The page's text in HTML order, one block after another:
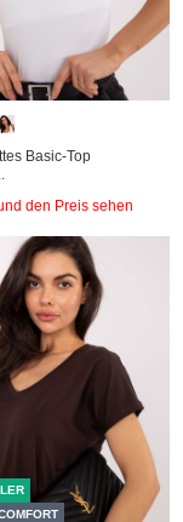
Basic-Top
den Preis sehen